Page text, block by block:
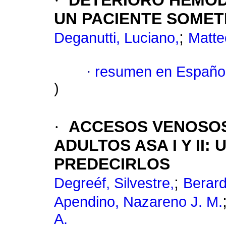
UN PACIENTE
Deganutti, Luciano,;
· resumen en
)
·
ACCESOS
ADULTOS ASA I Y II:
PREDECIRLOS
Degreéf, Silvestre,;
Apendino, Nazareno J. M.
A.